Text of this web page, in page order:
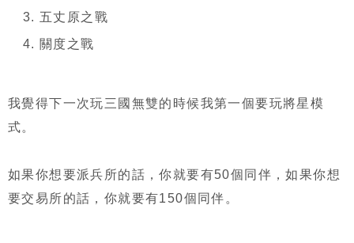
五丈原之戰
關度之戰
我覺得下一次玩三國無雙的時候我第一個要玩將星模
式。
如果你想要派兵所的話，你就要有50個同伴，如果你想
要交易所的話，你就要有150個同伴。